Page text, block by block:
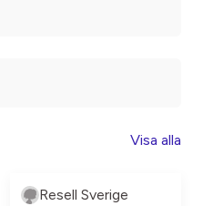
Visa alla
Resell Sverige